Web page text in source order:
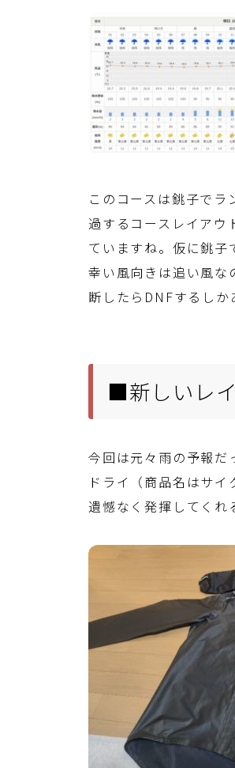
このコースは銚子で
過するコースレイアウ
ていますね。仮に銚子
幸い風向きは追い風な
断したらDNFするしか
■新しいレ
今回は元々雨の予報
ドライ（商品名はサ
遺憾なく発揮してくれ